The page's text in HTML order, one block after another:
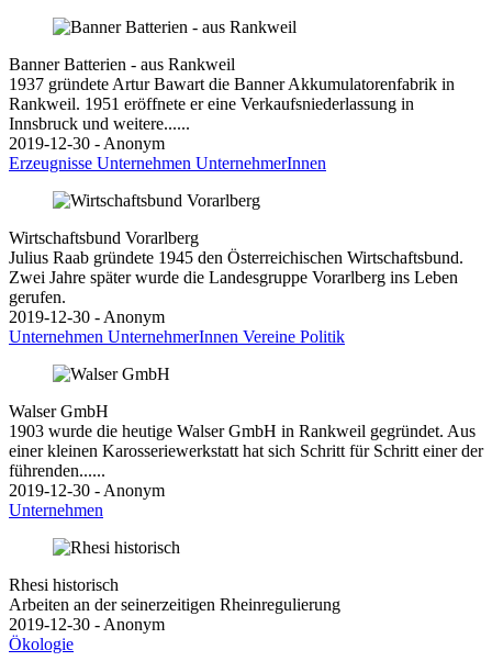
Banner Batterien - aus Rankweil
1937 gründete Artur Bawart die Banner Akkumulatorenfabrik in
Rankweil. 1951 eröffnete er eine Verkaufsniederlassung in
Innsbruck und weitere......
2019-12-30 - Anonym
Erzeugnisse Unternehmen UnternehmerInnen
Wirtschaftsbund Vorarlberg
Julius Raab gründete 1945 den Österreichischen Wirtschaftsbund.
Zwei Jahre später wurde die Landesgruppe Vorarlberg ins Leben
gerufen.
2019-12-30 - Anonym
Unternehmen UnternehmerInnen Vereine Politik
Walser GmbH
1903 wurde die heutige Walser GmbH in Rankweil gegründet. Aus
einer kleinen Karosseriewerkstatt hat sich Schritt für Schritt einer der
führenden......
2019-12-30 - Anonym
Unternehmen
Rhesi historisch
Arbeiten an der seinerzeitigen Rheinregulierung
2019-12-30 - Anonym
Ökologie